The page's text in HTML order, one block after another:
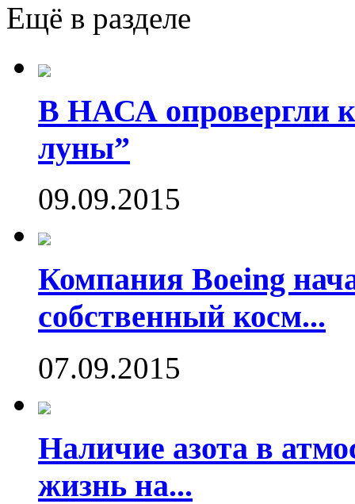
Ещё в разделе
В НАСА опровергли
луны”
09.09.2015
Компания Boeing
собственный косм...
07.09.2015
Наличие азота в
жизнь на...